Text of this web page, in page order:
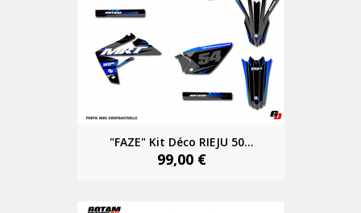
"FAZE" Kit Déco RIEJU 50...
99,00 €